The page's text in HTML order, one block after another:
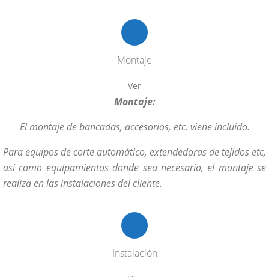
Montaje
Ver
Montaje:
El montaje de bancadas, accesorios, etc. viene incluido.
Para equipos de corte automático, extendedoras de tejidos etc,
asi como equipamientos donde sea necesario, el montaje se
realiza en las instalaciones del cliente.
Instalación